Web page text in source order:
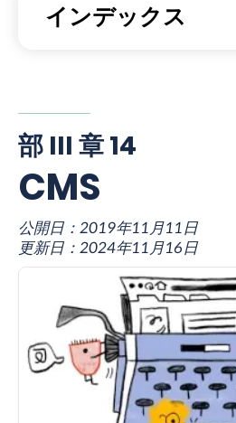
インデックス
部 III 章 14
CMS
公開日： 2019年11月11日
更新日： 2024年11月16日